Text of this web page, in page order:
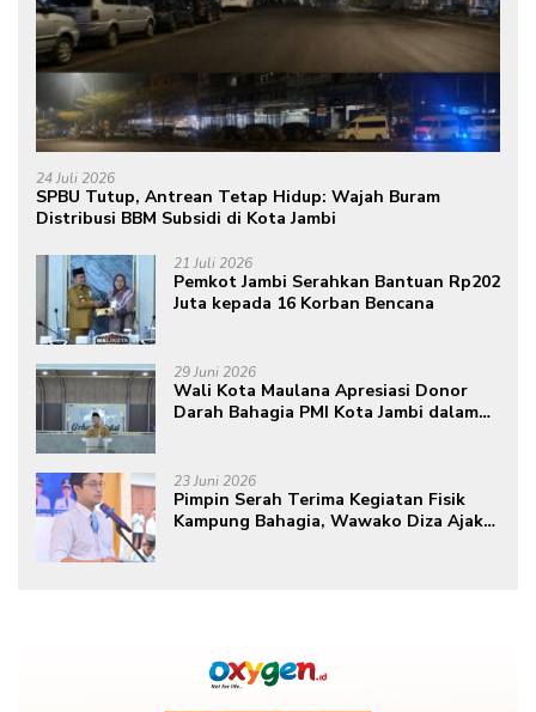
24 Juli 2026
SPBU Tutup, Antrean Tetap Hidup: Wajah Buram
Distribusi BBM Subsidi di Kota Jambi
21 Juli 2026
Pemkot Jambi Serahkan Bantuan Rp202
Juta kepada 16 Korban Bencana
29 Juni 2026
Wali Kota Maulana Apresiasi Donor
Darah Bahagia PMI Kota Jambi dalam
23 Juni 2026
Pimpin Serah Terima Kegiatan Fisik
Kampung Bahagia, Wawako Diza Ajak